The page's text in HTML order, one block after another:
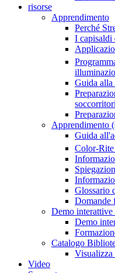
risorse
Apprendimento
Perché
I capisaldi
Guida alla
soccorritori
Apprendimento
Guida
Color-
Glossario
Domande
Demo interattive
Demo
Catalogo
Visualizza
Video